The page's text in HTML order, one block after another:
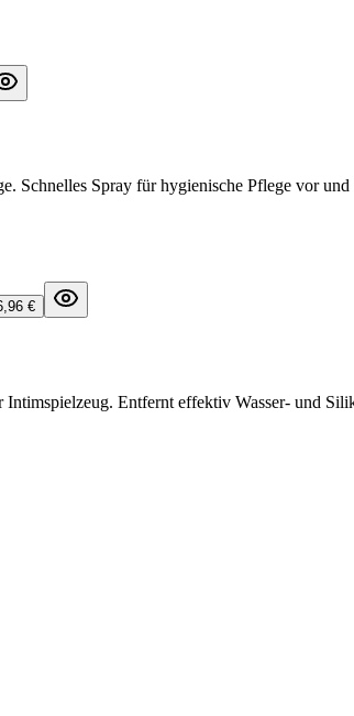
Schnelles Spray für hygienische Pflege vor und
€
Entfernt effektiv Wasser- und